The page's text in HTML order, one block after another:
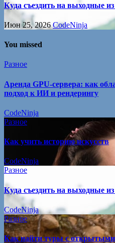
Куда съездить на выходные
Июн 25, 2026CodeNinja
You missed
Разное
Аренда GPU-сервера: как
подход к ИИ и рендерингу
CodeNinja
Разное
Как учить историю искусств
CodeNinja
Разное
Куда съездить на выходные
CodeNinja
Разное
Как найти туры с